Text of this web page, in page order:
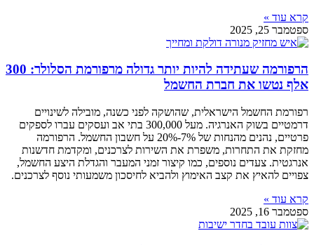
קרא עוד »
ספטמבר 25, 2025
הרפורמה שעתידה להיות יותר גדולה מרפורמת הסלולר: 300
אלף נטשו את חברת החשמל
רפורמת החשמל הישראלית, שהושקה לפני כשנה, מובילה לשינויים
דרמטיים בשוק האנרגיה. מעל 300,000 בתי אב ועסקים עברו לספקים
פרטיים, נהנים מהנחות של 7%-20% על חשבון החשמל. הרפורמה
מחזקת את התחרות, משפרת את השירות לצרכנים, ומקדמת חדשנות
אנרגטית. צעדים נוספים, כמו קיצור זמני המעבר והגדלת היצע החשמל,
צפויים להאיץ את קצב האימוץ ולהביא לחיסכון משמעותי נוסף לצרכנים.
קרא עוד »
ספטמבר 16, 2025